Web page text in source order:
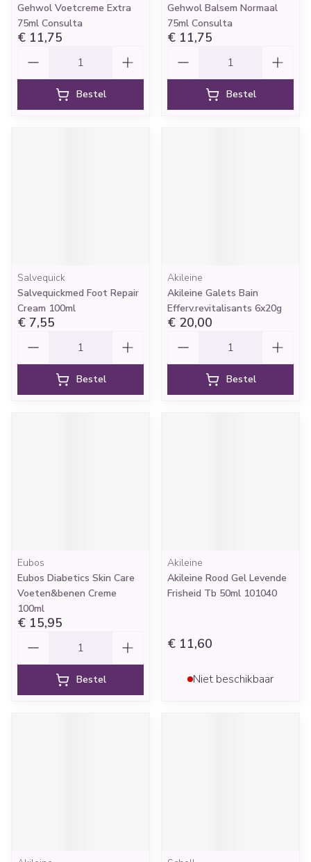
Gehwol Voetcreme Extra
75ml Consulta
€ 11,75
Bestel
Gehwol Balsem Normaal
75ml Consulta
€ 11,75
Bestel
Salvequick
Salvequickmed Foot Repair
Cream 100ml
€ 7,55
Bestel
Akileine
Akileine Galets Bain
Efferv.revitalisants 6x20g
€ 20,00
Bestel
Eubos
Eubos Diabetics Skin Care
Voeten&benen Creme
100ml
€ 15,95
Bestel
Akileine
Akileine Rood Gel Levende
Frisheid Tb 50ml 101040
€ 11,60
Niet beschikbaar